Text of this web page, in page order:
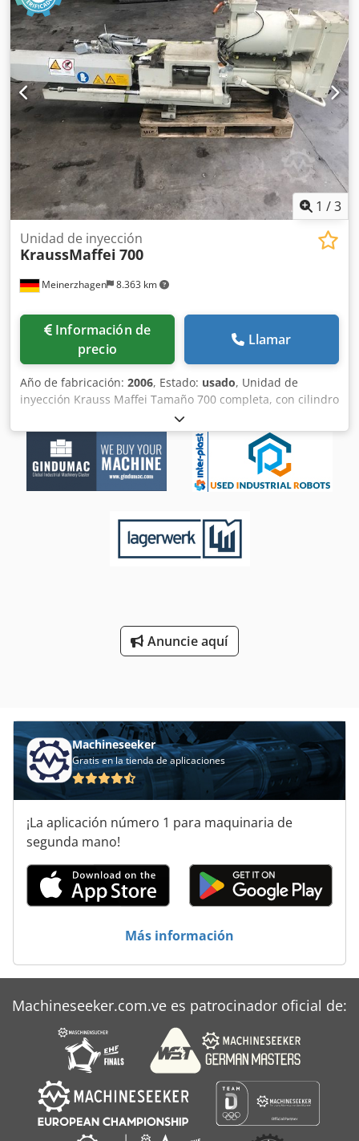
1 /3
Meinerzhagen 8.363 km
Unidad de inyección
KraussMaffei 700
Información de
precio
Llamar
Año de fabricación: 2006, Estado: usado, Unidad de
inyección Krauss Maffei Tamaño 700 completa, con cilindro
de tornillo de 50 mm de diámetro, completa con todas las
válvulas y servomotor. Dkedpfxjdl Sf Se Amfsr
Anuncie aquí
Machineseeker
Gratis en la tienda de aplicaciones
¡La aplicación número 1 para maquinaria de
segunda mano!
Más información
Machineseeker.com.ve es patrocinador oficial de: